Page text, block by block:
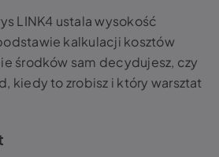
LINK4 ustala wysokość
kalkulacji kosztów
środków sam decydujesz, czy
kiedy to zrobisz i który warsztat